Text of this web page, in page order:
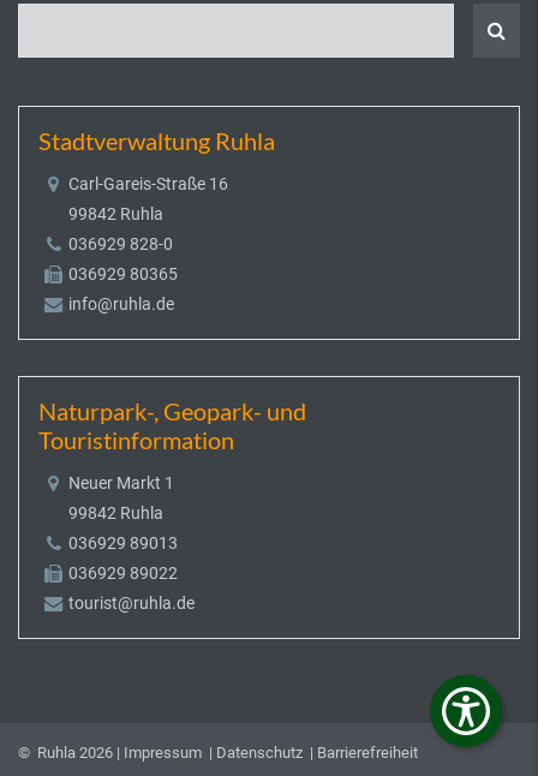
Stadtverwaltung Ruhla
Carl-Gareis-Straße 16
99842 Ruhla
036929 828-0
036929 80365
info@ruhla.de
Naturpark-, Geopark- und
Touristinformation
Neuer Markt 1
99842 Ruhla
036929 89013
036929 89022
tourist@ruhla.de
© Ruhla 2026 | Impressum | Datenschutz | Barrierefreiheit